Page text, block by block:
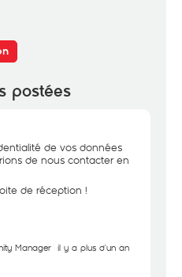
postées
de vos données
de nous contacter en
de réception !
Manager il y a plus d'un an